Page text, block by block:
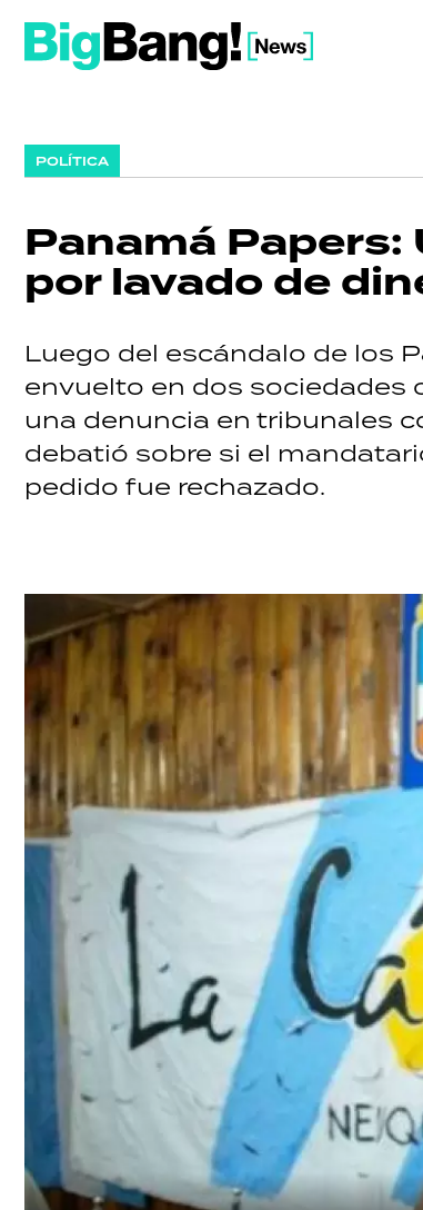
POLÍTICA
Panamá
por lavado de
Luego del escándalo de los
envuelto en dos sociedades
una denuncia en tribunales
debatió sobre si el
pedido fue rechazado.